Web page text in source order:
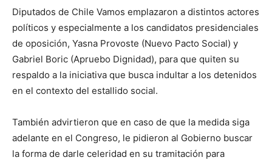
Diputados de Chile Vamos emplazaron a distintos actores
políticos y especialmente a los candidatos presidenciales
de oposición, Yasna Provoste (Nuevo Pacto Social) y
Gabriel Boric (Apruebo Dignidad), para que quiten su
respaldo a la iniciativa que busca indultar a los detenidos
en el contexto del estallido social.
También advirtieron que en caso de que la medida siga
adelante en el Congreso, le pidieron al Gobierno buscar
la forma de darle celeridad en su tramitación para